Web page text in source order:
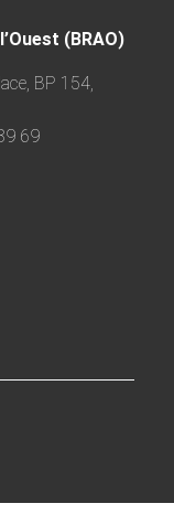
(BRAO)
BP 154,
69